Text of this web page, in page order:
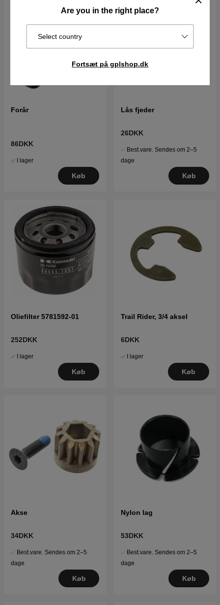
Are you in the right place?
Select country
Fortsæt på gplshop.dk
Forår
86DKK
I lager
Køb
Lås fjeder
26DKK
Best.vare. Sendes om 2–5
dage
Køb
Oliefilter 5781592-01
252DKK
I lager
Køb
Trail Rider, 3/4 aksel
6DKK
I lager
Køb
Akse
34DKK
Best.vare. Sendes om 2–5
dage
Køb
Nylon lag
53DKK
Best.vare. Sendes om 2–5
dage
Køb